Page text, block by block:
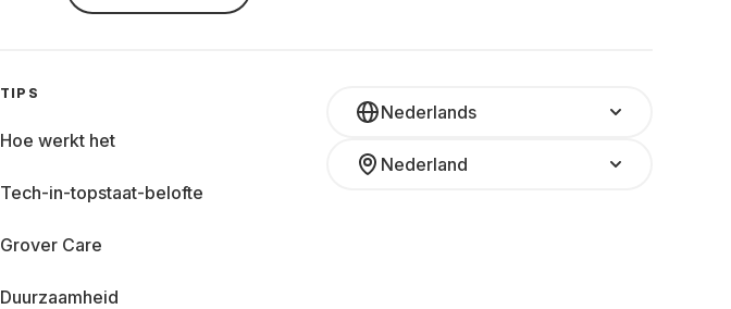
Nederlands
Nederland
TIPS
Hoe werkt het
Tech-in-topstaat-belofte
Grover Care
Duurzaamheid